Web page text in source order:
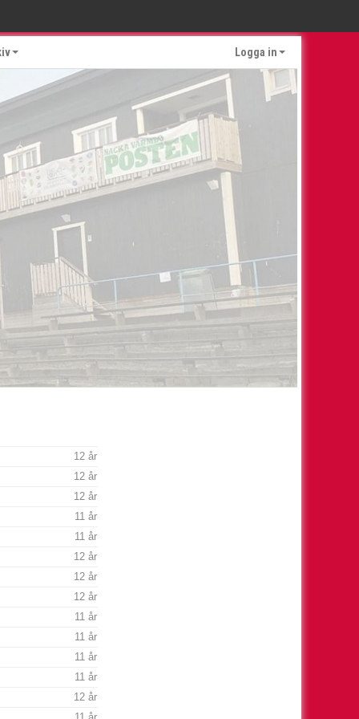
Logga in
12 år
12 år
12 år
11 år
11 år
12 år
12 år
12 år
11 år
11 år
11 år
11 år
12 år